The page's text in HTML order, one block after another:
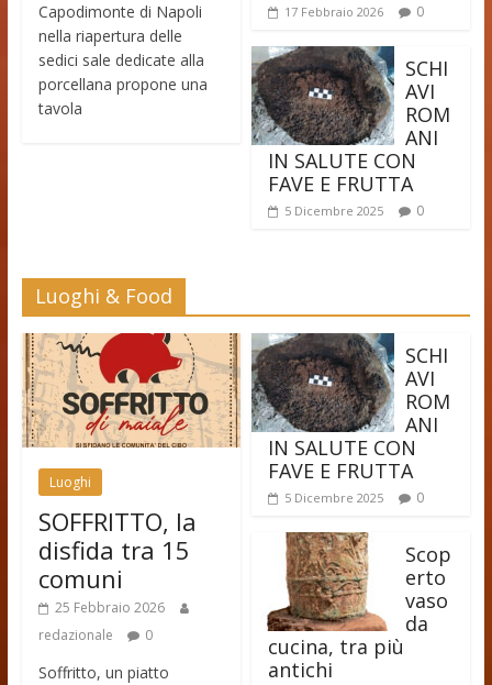
Capodimonte di Napoli
nella riapertura delle
sedici sale dedicate alla
porcellana propone una
tavola
17 Febbraio 2026 0
SCHI
AVI
ROM
ANI
IN SALUTE CON
FAVE E FRUTTA
5 Dicembre 2025 0
Luoghi & Food
Luoghi
SOFFRITTO, la
disfida tra 15
comuni
25 Febbraio 2026
redazionale
0
Soffritto, un piatto
SCHI
AVI
ROM
ANI
IN SALUTE CON
FAVE E FRUTTA
5 Dicembre 2025 0
Scop
erto
vaso
da
cucina, tra più
antichi